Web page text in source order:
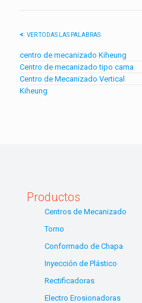
VER TODAS LAS PALABRAS
centro de mecanizado Kiheung
Centro de mecanizado tipo cama
Centro de Mecanizado Vertical
Kiheung
Productos
Centros de Mecanizado
Torno
Conformado de Chapa
Inyección de Plástico
Rectificadoras
Electro Erosionadoras